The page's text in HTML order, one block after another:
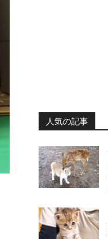
人気の記事